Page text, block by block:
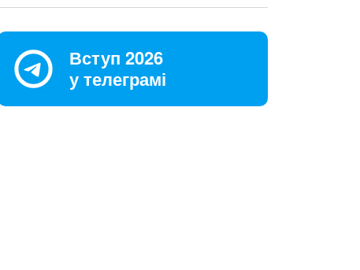
Вступ 2026
у телеграмі